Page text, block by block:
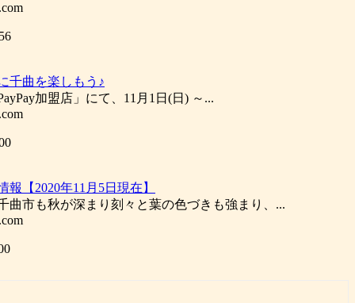
千曲を楽しもう♪
加盟店」にて、11月1日(日) ～...
報【2020年11月5日現在】
曲市も秋が深まり刻々と葉の色づきも強まり、...